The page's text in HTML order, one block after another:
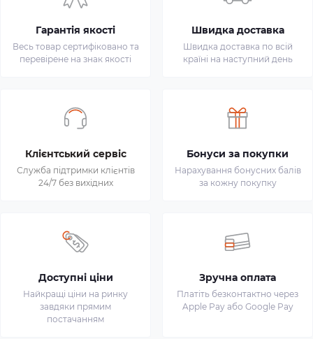
Гарантія якості
Весь товар сертифіковано та
перевірене на знак якості
Швидка доставка
Швидка доставка по всій
країні на наступний день
Клієнтський сервіс
Служба підтримки клієнтів
24/7 без вихідних
Бонуси за покупки
Нарахування бонусних балів
за кожну покупку
Доступні ціни
Найкращі ціни на ринку
завдяки прямим
постачанням
Зручна оплата
Платіть безконтактно через
Apple Pay або Google Pay